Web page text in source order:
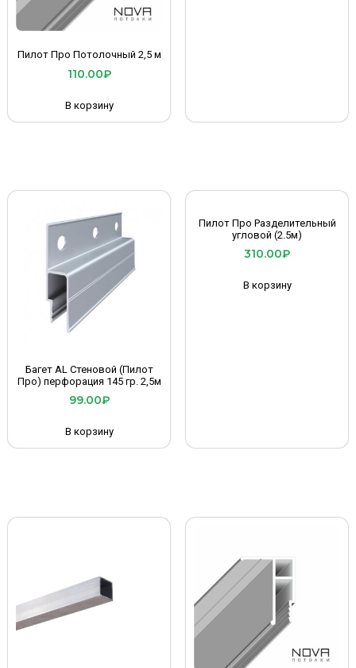
Пилот Про Потолочный 2,5 м
110.00₽
В корзину
Багет AL Стеновой (Пилот
Про) перфорация 145 гр. 2,5м
99.00₽
В корзину
Пилот Про Разделительный
угловой (2.5м)
310.00₽
В корзину